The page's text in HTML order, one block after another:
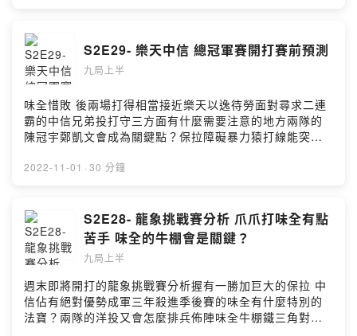
846t2/commentsPowered by Firstory Hosting
https://open.firstory.me/user/ckmn4nblm0kci089746i
846t2/platforms有問題想跟耿胖直球對決或想合作都來這
邊👇👇👇9inningstop@gmail.com或加入FB社團一起討論
棒球喔👇👇👇
https://www.facebook.com/groups/198592318700420
*****小額贊助支持本節目：
https://open.firstory.me/user/ckmn4nblm0kci089746i
https://open.firstory.me/user/ckmn4nblm0kci089746i
S2E29- 樂天中信 總冠軍賽開打賽前預測
九局上半
味全惜敗 後兩場打得相當接近樂天以逸待勞面對尋求二連
霸的中信兄弟投打守三方面有什麼需要注意的地方兩隊的
陳冠宇鄭凱文會成為關鍵點？保拉障礙暴力猿打線能突破
閱跟留下5星好評😍😍😍平台傳送門
邊👇👇👇9inningstop@gmail.com或加入FB社團一起討論
棒球喔👇👇👇
https://www.facebook.com/groups/198592318700420
*****小額贊助支持本節目：
https://open.firstory.me/user/ckmn4nblm0kci089746i
846t2留言告訴我你對這一集的想法：
https://open.firstory.me/user/ckmn4nblm0kci089746i
846t2/commentsPowered by Firstory Hosting
2022-11-01 · 30 分鐘
S2E28- 龍象挑戰賽分析 爪爪打味全有點
苦手 味全的牛棚會是關鍵？
九局上半
週末即將開打的龍象挑戰賽分析握有一勝加巨大的保拉 中
信佔有絕對優勢成軍三年殺進季後賽的味全有什麼特別的
法寶？兩隊的洋投又會怎麼排兵佈陣味全牛棚鐵三角對中